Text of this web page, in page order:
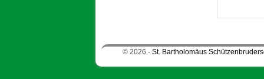
© 2026 - St. Bartholomäus